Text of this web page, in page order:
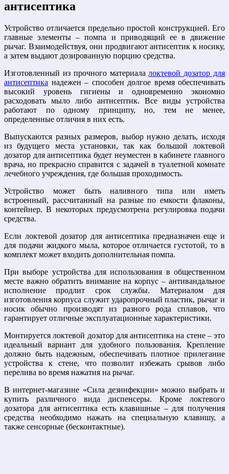
антисептика
Устройство отличается предельно простой конструкцией. Его
главные элементы – помпа и приводящий ее в движение
рычаг. Взаимодействуя, они продвигают антисептик к носику,
а затем выдают дозированную порцию средства.
Изготовленный из прочного материалалоктевой дозатор для
антисептика надежен – способен долгое время обеспечивать
высокий уровень гигиены и одновременно экономно
расходовать мыло либо антисептик. Все виды устройства
работают по одному принципу, но, тем не менее,
определенные отличия в них есть.
Выпускаются разных размеров, выбор нужно делать, исходя
из будущего места установки, так как большой локтевой
дозатор для антисептика будет неуместен в кабинете главного
врача, но прекрасно справится с задачей в туалетной комнате
лечебного учреждения, где большая проходимость.
Устройство может быть наливного типа или иметь
встроенный, рассчитанный на разные по емкости флаконы,
контейнер. В некоторых предусмотрена регулировка подачи
средства.
Если локтевой дозатор для антисептика предназначен еще и
для подачи жидкого мыла, которое отличается густотой, то в
комплект может входить дополнительная помпа.
При выборе устройства для использования в общественном
месте важно обратить внимание на корпус – антивандальное
исполнение продлит срок службы. Материалом для
изготовления корпуса служит ударопрочный пластик, рычаг и
носик обычно производят из разного рода сплавов, что
гарантирует отличные эксплуатационные характеристики.
Монтируется локтевой дозатор для антисептика на стене – это
идеальный вариант для удобного пользования. Крепление
должно быть надежным, обеспечивать плотное прилегание
устройства к стене, что позволит избежать срывов либо
перелива во время нажатия на рычаг.
В интернет-магазине «Сила дезинфекции» можно выбрать и
купить различного вида диспенсеры. Кроме локтевого
дозатора для антисептика есть клавишные – для получения
средства необходимо нажать на специальную клавишу, а
также сенсорные (бесконтактные).